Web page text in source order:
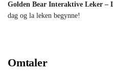
Golden Bear Interaktive Leker –
dag og la leken begynne!
Omtaler